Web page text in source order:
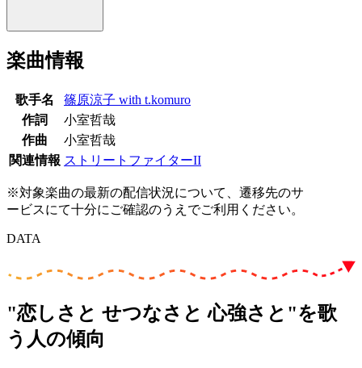
楽曲情報
歌手名
篠原涼子 with t.komuro
作詞
小室哲哉
作曲
小室哲哉
関連情報 ストリートファイターII
※対象楽曲の最新の配信状況について、遷移先のサ
ービスにて十分にご確認のうえでご利用ください。
DATA
"恋しさと せつなさと 心強さと"を歌
う人の傾向